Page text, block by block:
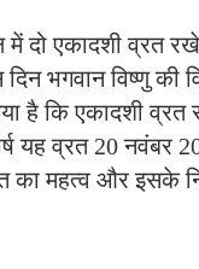
दो एकादशी व्रत
भगवान विष्णु की
है कि एकादशी
यह व्रत 20 नवंबर
का महत्व और इसके